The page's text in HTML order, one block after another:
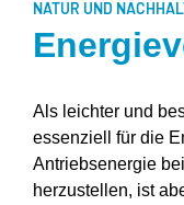
NATUR UND
Als leichter und
essenziell für die
Antriebsenergie
herzustellen, ist